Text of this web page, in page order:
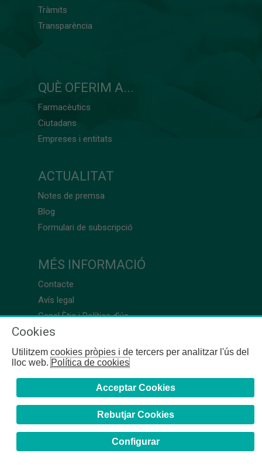
Tràmits
Transparència
QUÈ OFERIM A...
Farmacèutics
Ciutadans
Empreses i entitats
ACTUALITAT
Notes de premsa
Blog
Formulari de subscripció
MÉS INFORMACIÓ
Contacte
Avís legal
Canal Ètic i Política d’ús
Cookies
Utilitzem cookies pròpies i de tercers per analitzar l'ús del
lloc web.Política de cookies
Acceptar Cookies
Rebutjar Cookies
Configurar